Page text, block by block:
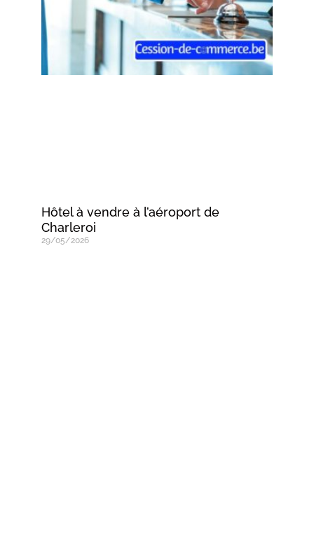
Hôtel à vendre à l’aéroport de
Charleroi
29/05/2026